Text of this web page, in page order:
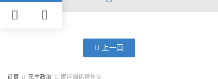
上一頁
首頁 民主政治 兩岸關係與外交